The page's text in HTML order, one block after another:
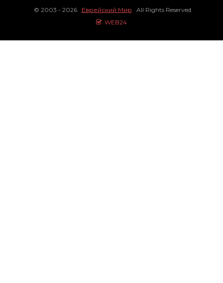
© 2003 - 2026 Еврейский Мир All Rights Reserved.
WEB24